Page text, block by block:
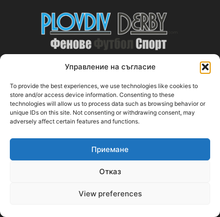
Управление на съгласие
To provide the best experiences, we use technologies like cookies to
store and/or access device information. Consenting to these
technologies will allow us to process data such as browsing behavior or
unique IDs on this site. Not consenting or withdrawing consent, may
adversely affect certain features and functions.
Приемане
Отказ
View preferences
ABOUT US
PlovdivDerby.com е първата пловдивска изцяло футболна
медия!
Свържи се с нас:plovdivderby.com@gmail.com
FOLLOW US